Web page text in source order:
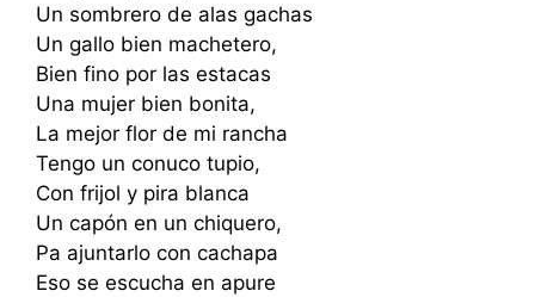
Un sombrero de alas gachas
Un gallo bien machetero,
Bien fino por las estacas
Una mujer bien bonita,
La mejor flor de mi rancha
Tengo un conuco tupio,
Con frijol y pira blanca
Un capón en un chiquero,
Pa ajuntarlo con cachapa
Eso se escucha en apure